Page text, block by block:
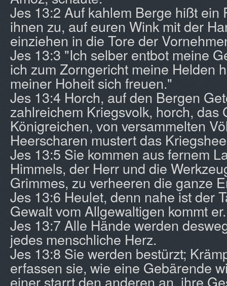
Jes 13:2 Auf kahlem Berge hißt ein
ihnen zu, auf euren Wink mit der
einziehen in die Tore der
Jes 13:3 "Ich selber entbot meine
ich zum Zorngericht meine Helden
meiner Hoheit sich freuen."
Jes 13:4 Horch, auf den Bergen
zahlreichem Kriegsvolk, horch, das
Königreichen, von versammelten
Heerscharen mustert das
Jes 13:5 Sie kommen aus fernem
Himmels, der Herr und die
Grimmes, zu verheeren die ganze
Jes 13:6 Heulet, denn nahe ist der
Gewalt vom Allgewaltigen kommt er.
Jes 13:7 Alle Hände werden
jedes menschliche Herz.
Jes 13:8 Sie werden bestürzt;
erfassen sie, wie eine Gebärende
einer starrt den anderen an, ihre